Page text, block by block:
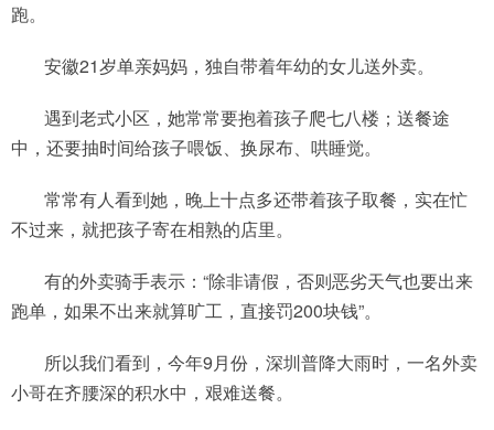
跑。
安徽21岁单亲妈妈，独自带着年幼的女儿送外卖。
遇到老式小区，她常常要抱着孩子爬七八楼；送餐途
中，还要抽时间给孩子喂饭、换尿布、哄睡觉。
常常有人看到她，晚上十点多还带着孩子取餐，实在忙
不过来，就把孩子寄在相熟的店里。
有的外卖骑手表示：“除非请假，否则恶劣天气也要出来
跑单，如果不出来就算旷工，直接罚200块钱”。
所以我们看到，今年9月份，深圳普降大雨时，一名外卖
小哥在齐腰深的积水中，艰难送餐。